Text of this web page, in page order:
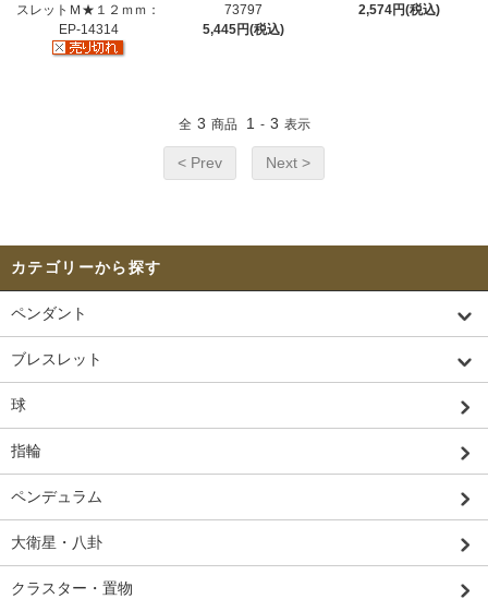
スレットＭ★１２ｍｍ：
EP-14314
73797
5,445円(税込)
2,574円(税込)
全 3 商品 1 - 3 表示
< Prev Next >
カテゴリーから探す
ペンダント
ブレスレット
球
指輪
ペンデュラム
大衛星・八卦
クラスター・置物